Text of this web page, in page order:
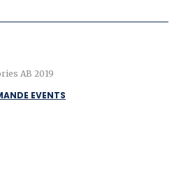
AB 2019
EVENTS